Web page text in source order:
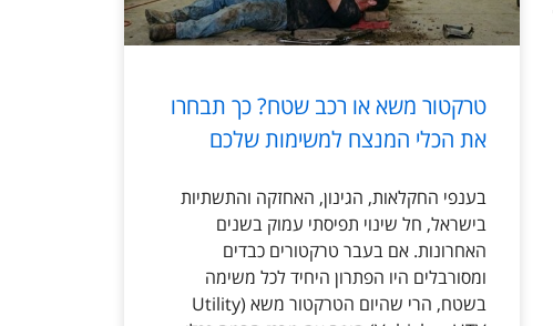
טרקטור משא או רכב שטח? כך תבחרו
את הכלי המנצח למשימות שלכם
בענפי החקלאות, הגינון, האחזקה והתשתיות
בישראל, חל שינוי תפיסתי עמוק בשנים
האחרונות. אם בעבר טרקטורים כבדים
ומסורבלים היו הפתרון היחיד לכל משימה
בשטח, הרי שהיום הטרקטור משא (Utility